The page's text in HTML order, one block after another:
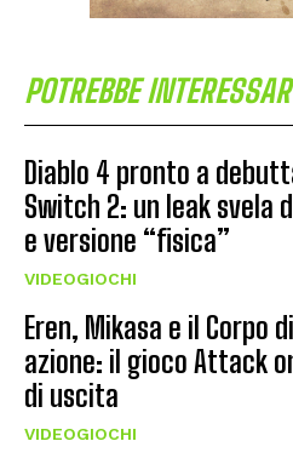
POTREBBE
Diablo 4 pronto a
Switch 2: un leak svela
e versione “fisica”
VIDEOGIOCHI
Eren, Mikasa e il Corpo
azione: il gioco Attack
di uscita
VIDEOGIOCHI